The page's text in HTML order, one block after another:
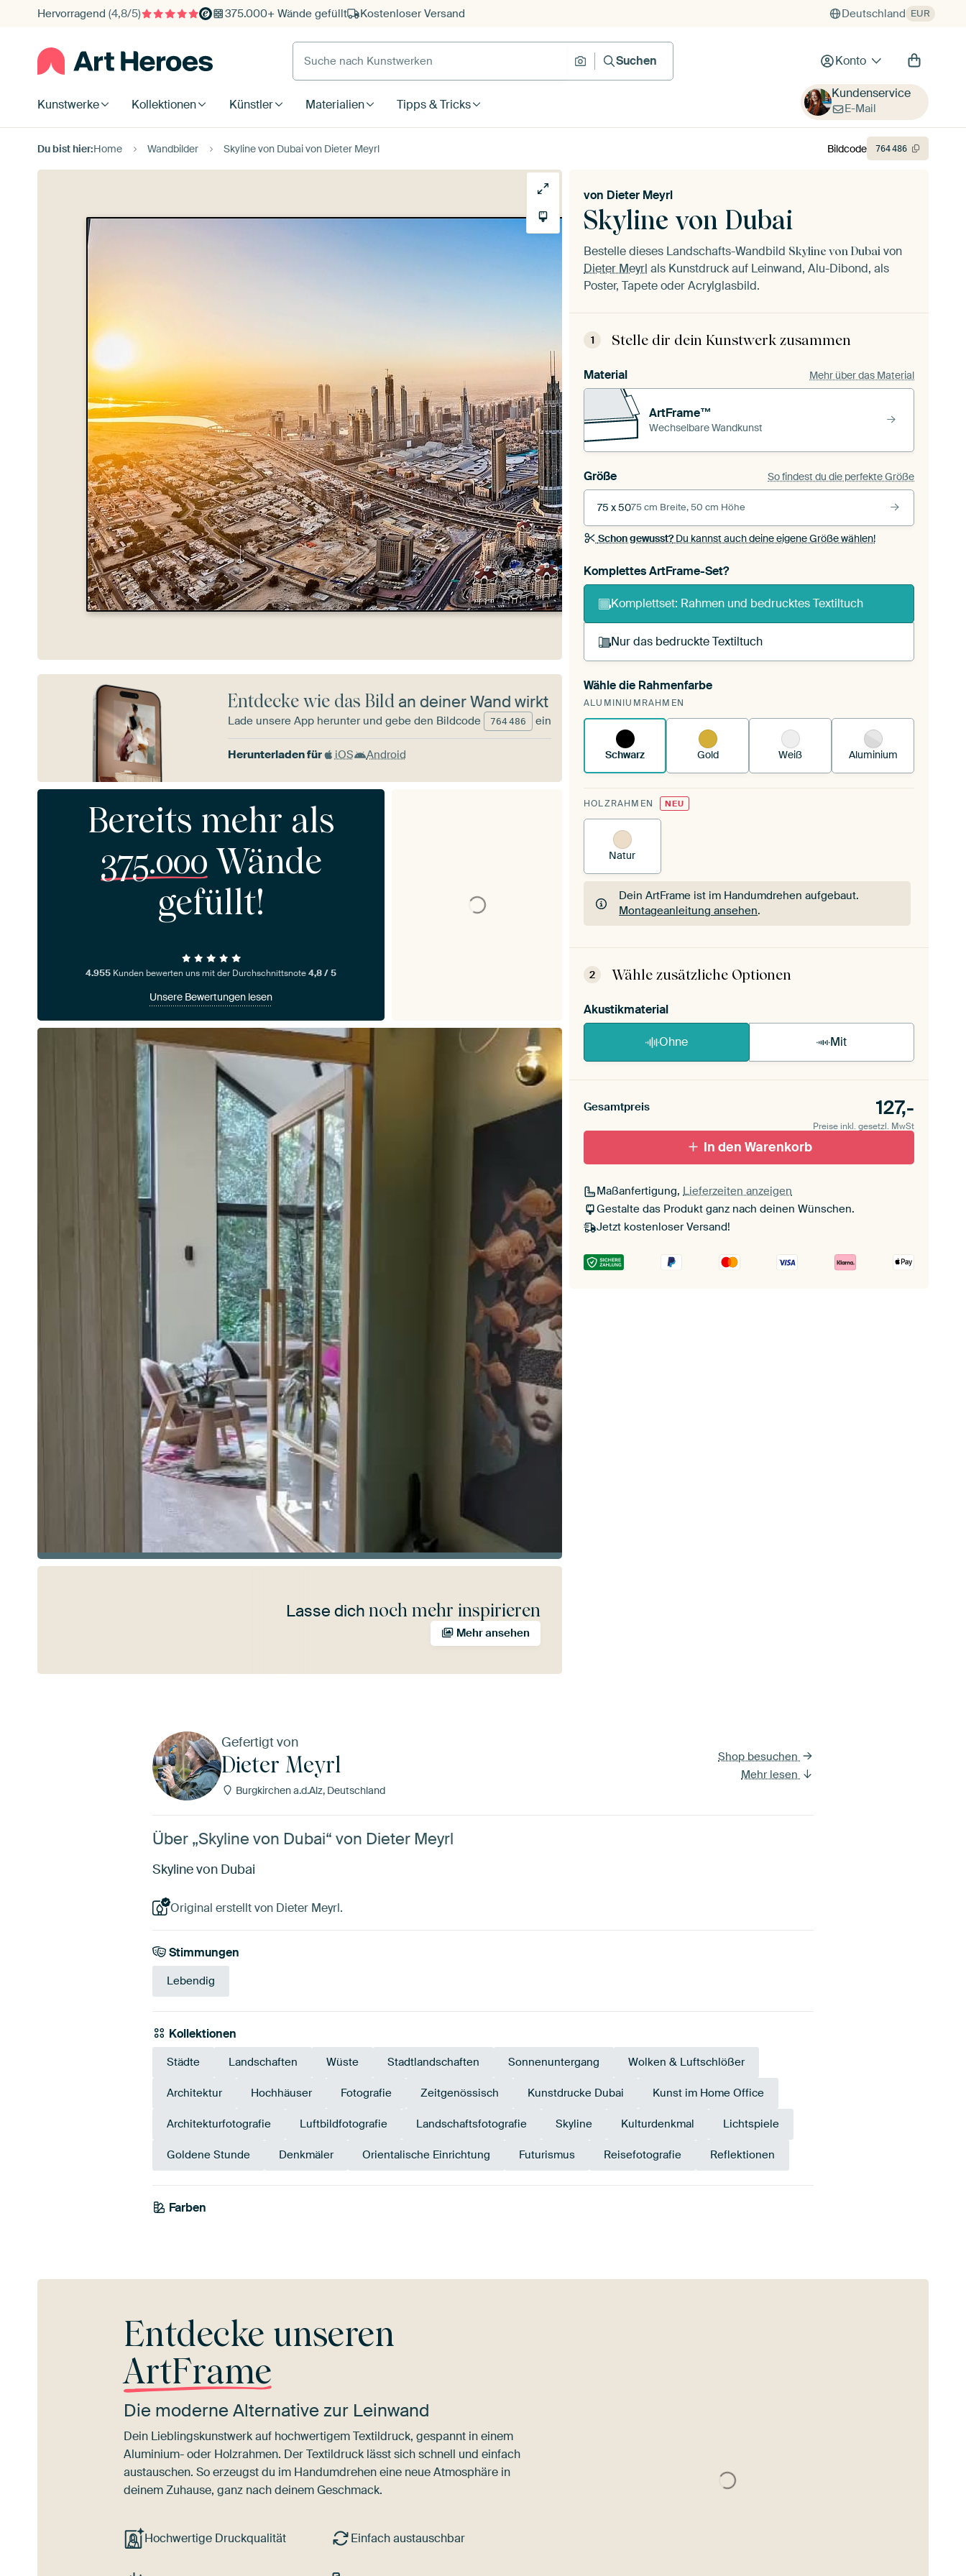
Hervorragend (4,8/5) 375.000+ Wände gefüllt Kostenloser Versand Deutschland EUR
Suche nach Kunstwerken
Suche nach Bild
Suchen Konto
Kunstwerke Kollektionen Künstler Materialien Tipps & Tricks
Kundenservice
E-Mail
Du bist hier:Home Wandbilder Skyline von Dubai von Dieter Meyrl
Skyline von Dubai
von Dieter Meyrl
Bestelle dieses Landschafts-Wandbild Skyline von Dubai von
Dieter Meyrl als Kunstdruck auf Leinwand, Alu-Dibond, als
Poster, Tapete oder Acrylglasbild.
1 Stelle dir dein Kunstwerk zusammen
Material Mehr über das Material
ArtFrame™
Wechselbare Wandkunst
Größe So findest du die perfekte Größe
75 x 5075 cm Breite, 50 cm Höhe
Schon gewusst?Du kannst auch deine eigene Größe wählen!
Komplettes ArtFrame-Set?
Komplettset: Rahmen und bedrucktes Textiltuch
Nur das bedruckte Textiltuch
Du spannst einen wechselbaren Textiltuch in deinen
vorhandenen ArtFrame™.
Wähle die Rahmenfarbe
ALUMINIUMRAHMEN
Schwarz Gold Weiß Aluminium
HOLZRAHMEN NEU
Natur
Dein ArtFrame ist im Handumdrehen aufgebaut.
Montageanleitung ansehen.
Dein ArtFrame ist im Handumdrehen aufgebaut.
2 Wähle zusätzliche Optionen
Akustikmaterial
Ohne Mit
Gesamtpreis 127,-
Preise inkl. gesetzl. MwSt
In den Warenkorb
Maßanfertigung, Lieferzeiten anzeigen
Gestalte das Produkt ganz nach deinen Wünschen.
Jetzt kostenloser Versand!
Bildcode 764486
Entdecke wie das Bildan deiner Wand wirkt
Lade unsere App herunter und gebe den Bildcode 764486 ein
Herunterladen für iOS Android
Bereits mehr als
375.000 Wände
gefüllt!
4.955 Kunden bewerten uns mit der Durchschnittsnote4,8 / 5
Unsere Bewertungen lesen
Lasse dich noch mehr inspirieren
Mehr ansehen
Gefertigt von
Dieter Meyrl
Burgkirchen a.d.Alz, Deutschland
Shop besuchen
Mehr lesen
Über „Skyline von Dubai“ von Dieter Meyrl
Skyline von Dubai
Original erstellt von Dieter Meyrl.
Stimmungen
Lebendig
Kollektionen
Städte Landschaften Wüste Stadtlandschaften Sonnenuntergang Wolken & Luftschlößer
Architektur Hochhäuser Fotografie Zeitgenössisch Kunstdrucke Dubai Kunst im Home Office
Architekturfotografie Luftbildfotografie Landschaftsfotografie Skyline Kulturdenkmal Lichtspiele
Goldene Stunde Denkmäler Orientalische Einrichtung Futurismus Reisefotografie Reflektionen
Farben
Taupe
Entdecke unseren
ArtFrame
Die moderne Alternative zur Leinwand
Dein Lieblingskunstwerk auf hochwertigem Textildruck, gespannt in einem
Aluminium- oder Holzrahmen. Der Textildruck lässt sich schnell und einfach
austauschen. So erzeugst du im Handumdrehen eine neue Atmosphäre in
deinem Zuhause, ganz nach deinem Geschmack.
Hochwertige Druckqualität Einfach austauschbar